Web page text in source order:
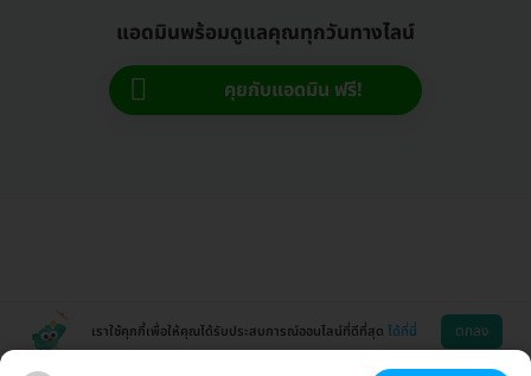
แอดมินพร้อมดูแลคุณทุกวันทางไลน์
คุยกับแอดมิน ฟรี!
เราใช้คุกกี้เพื่อให้คุณได้รับประสบการณ์ออนไลน์ที่ดีที่สุด ได้ที่นี่ ตกลง